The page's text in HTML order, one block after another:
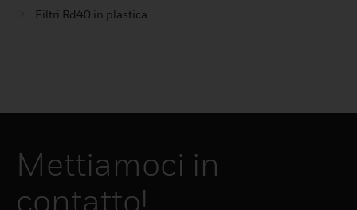
Filtri Rd40 in plastica
Mettiamoci in
contatto!